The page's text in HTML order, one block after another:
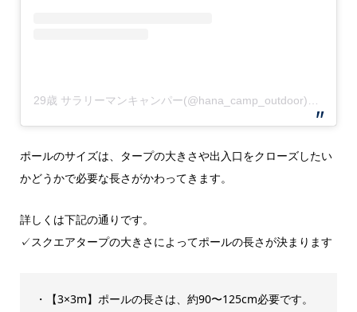
ポールのサイズは、タープの大きさや出入口をクローズしたい
かどうかで必要な長さがかわってきます。
詳しくは下記の通りです。
✓スクエアタープの大きさによってポールの長さが決まります
・【3×3m】ポールの長さは、約90〜125cm必要です。